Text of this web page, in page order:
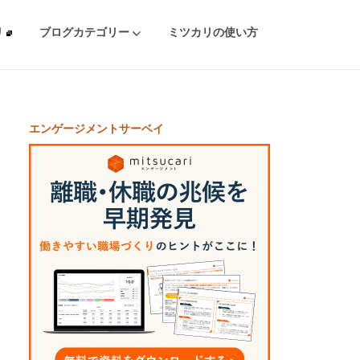
ブログカテゴリー ミツカリの使い方
エンゲージメントサーベイ